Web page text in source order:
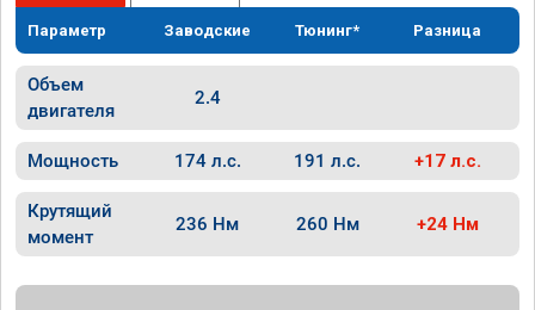
Параметр Заводские Тюнинг* Разница
Объем
двигателя
2.4
Мощность 174 л.с. 191 л.с. +17 л.с.
Крутящий
момент
236 Нм 260 Нм +24 Нм